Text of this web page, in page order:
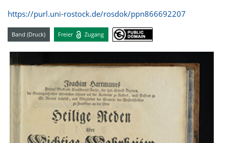
https://purl.uni-rostock.de/rosdok/ppn866692207
Band (Druck) Freier Zugang